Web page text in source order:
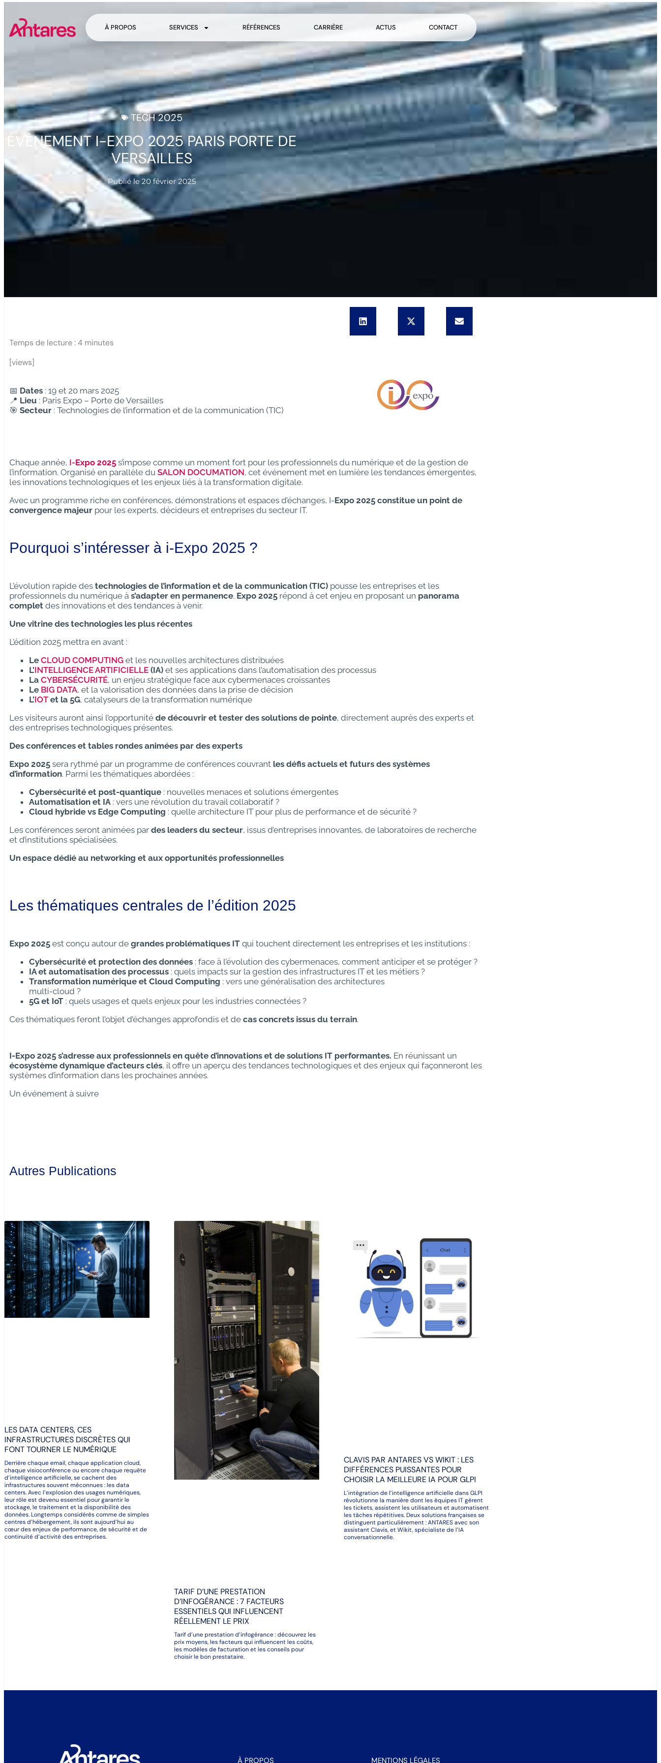
À PROPOS SERVICES RÉFÉRENCES CARRIÈRE ACTUS CONTACT
TECH 2025
ÉVÈNEMENT I-EXPO 2025 PARIS PORTE DE
VERSAILLES
Publié le 20 février 2025
Temps de lecture :4 minutes
[views]
📅 Dates : 19 et 20 mars 2025
📍 Lieu : Paris Expo – Porte de Versailles
🎯 Secteur : Technologies de l’information et de la communication (TIC)
Chaque année, I-Expo 2025 s’impose comme un moment fort pour les professionnels du numérique et de la gestion de
l’information. Organisé en parallèle du SALON DOCUMATION, cet événement met en lumière les tendances émergentes,
les innovations technologiques et les enjeux liés à la transformation digitale.
Avec un programme riche en conférences, démonstrations et espaces d’échanges, I-Expo 2025 constitue un point de
convergence majeur pour les experts, décideurs et entreprises du secteur IT.
Pourquoi s’intéresser à i-Expo 2025 ?
L’évolution rapide des technologies de l’information et de la communication (TIC) pousse les entreprises et les
professionnels du numérique à s’adapter en permanence. Expo 2025 répond à cet enjeu en proposant un panorama
complet des innovations et des tendances à venir.
Une vitrine des technologies les plus récentes
L’édition 2025 mettra en avant :
Le CLOUD COMPUTING et les nouvelles architectures distribuées
L’INTELLIGENCE ARTIFICIELLE (IA) et ses applications dans l’automatisation des processus
La CYBERSÉCURITÉ, un enjeu stratégique face aux cybermenaces croissantes
Le BIG DATA, et la valorisation des données dans la prise de décision
L’IOTet la 5G, catalyseurs de la transformation numérique
Les visiteurs auront ainsi l’opportunité de découvrir et tester des solutions de pointe, directement auprès des experts et
des entreprises technologiques présentes.
Des conférences et tables rondes animées par des experts
Expo 2025 sera rythmé par un programme de conférences couvrant les défis actuels et futurs des systèmes
d’information. Parmi les thématiques abordées :
Cybersécurité et post-quantique : nouvelles menaces et solutions émergentes
Automatisation et IA : vers une révolution du travail collaboratif ?
Cloud hybride vs Edge Computing : quelle architecture IT pour plus de performance et de sécurité ?
Les conférences seront animées par des leaders du secteur, issus d’entreprises innovantes, de laboratoires de recherche
et d’institutions spécialisées.
Un espace dédié au networking et aux opportunités professionnelles
Les thématiques centrales de l’édition 2025
Expo 2025 est conçu autour de grandes problématiques IT qui touchent directement les entreprises et les institutions :
Cybersécurité et protection des données : face à l’évolution des cybermenaces, comment anticiper et se protéger ?
IA et automatisation des processus : quels impacts sur la gestion des infrastructures IT et les métiers ?
Transformation numérique et Cloud Computing : vers une généralisation des architectures
multi-cloud ?
5G et IoT : quels usages et quels enjeux pour les industries connectées ?
Ces thématiques feront l’objet d’échanges approfondis et de cas concrets issus du terrain.
I-Expo 2025 s’adresse aux professionnels en quête d’innovations et de solutions IT performantes. En réunissant un
écosystème dynamique d’acteurs clés, il offre un aperçu des tendances technologiques et des enjeux qui façonneront les
systèmes d’information dans les prochaines années.
Un événement à suivre
Autres Publications
LES DATA CENTERS, CES
INFRASTRUCTURES DISCRÈTES QUI
FONT TOURNER LE NUMÉRIQUE
Derrière chaque email, chaque application cloud,
chaque visioconférence ou encore chaque requête
d’intelligence artificielle, se cachent des
infrastructures souvent méconnues : les data
centers. Avec l’explosion des usages numériques,
leur rôle est devenu essentiel pour garantir le
stockage, le traitement et la disponibilité des
données. Longtemps considérés comme de simples
centres d’hébergement, ils sont aujourd’hui au
cœur des enjeux de performance, de sécurité et de
continuité d’activité des entreprises.
TARIF D’UNE PRESTATION
D’INFOGÉRANCE : 7 FACTEURS
ESSENTIELS QUI INFLUENCENT
RÉELLEMENT LE PRIX
Tarif d’une prestation d’infogérance : découvrez les
prix moyens, les facteurs qui influencent les coûts,
les modèles de facturation et les conseils pour
choisir le bon prestataire.
CLAVIS PAR ANTARES VS WIKIT : LES
DIFFÉRENCES PUISSANTES POUR
CHOISIR LA MEILLEURE IA POUR GLPI
L’intégration de l’intelligence artificielle dans GLPI
révolutionne la manière dont les équipes IT gèrent
les tickets, assistent les utilisateurs et automatisent
les tâches répétitives. Deux solutions françaises se
distinguent particulièrement : ANTARES avec son
assistant Clavis, et Wikit, spécialiste de l’IA
conversationnelle.
À PROPOS MENTIONS LÉGALES